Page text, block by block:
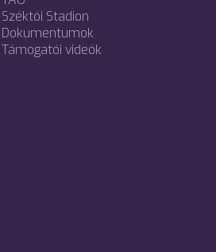
Széktói Stadion
Dokumentumok
Támogatói videók